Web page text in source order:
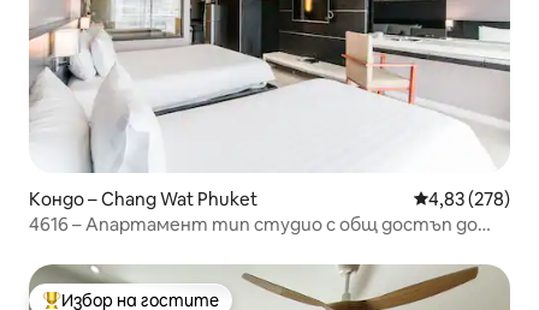
Кондо – Chang Wat Phuket Средна
4,83 (278)
4616 – Апартамент тип студио с общ достъп до
Избор на гостите